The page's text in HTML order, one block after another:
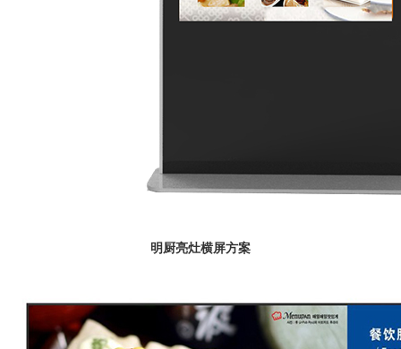
明厨亮灶横屏方案